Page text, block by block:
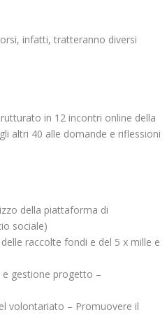
infatti, tratteranno diversi
in 12 incontri online della
altri 40 alle domande e riflessioni
della piattaforma di
sociale)
raccolte fondi e del 5 x mille e
e gestione progetto –
volontariato – Promuovere il